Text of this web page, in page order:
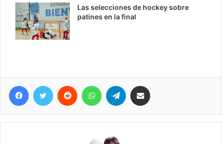
Las selecciones de hockey sobre
patines en la final
Facebook
Twitter Reddit WhatsAppTelegram